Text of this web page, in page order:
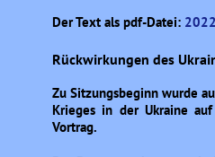
Der Text als pdf-Datei:
Rückwirkungen des
Zu Sitzungsbeginn wurde
Krieges in der Ukraine
Vortrag.